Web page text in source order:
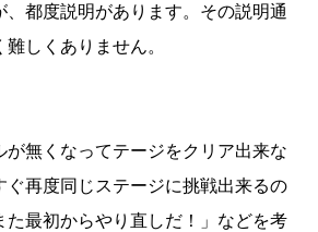
、都度説明があります。その説明通
しくありません。
が無くなってテージをクリア出来な
ぐ再度同じステージに挑戦出来るの
た最初からやり直しだ！」などを考